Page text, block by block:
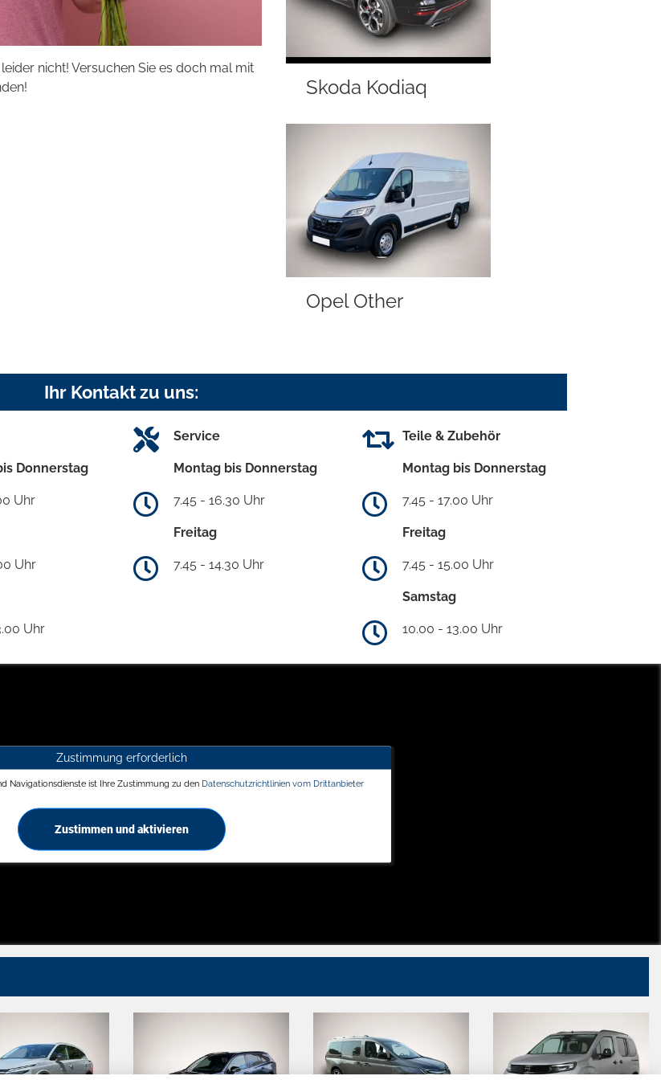
nicht! Versuchen Sie es doch mal mit
Skoda Kodiaq
Opel Other
Ihr Kontakt zu uns:
Donnerstag
Uhr
Uhr
Uhr
Service
Montag bis Donnerstag
7.45 - 16.30 Uhr
Freitag
7.45 - 14.30 Uhr
Teile & Zubehör
Montag bis Donnerstag
7.45 - 17.00 Uhr
Freitag
7.45 - 15.00 Uhr
Samstag
10.00 - 13.00 Uhr
Zustimmung erforderlich
Navigationsdienste ist Ihre Zustimmung zu den Datenschutzrichtlinien vom Drittanbieter
Zustimmen und aktivieren